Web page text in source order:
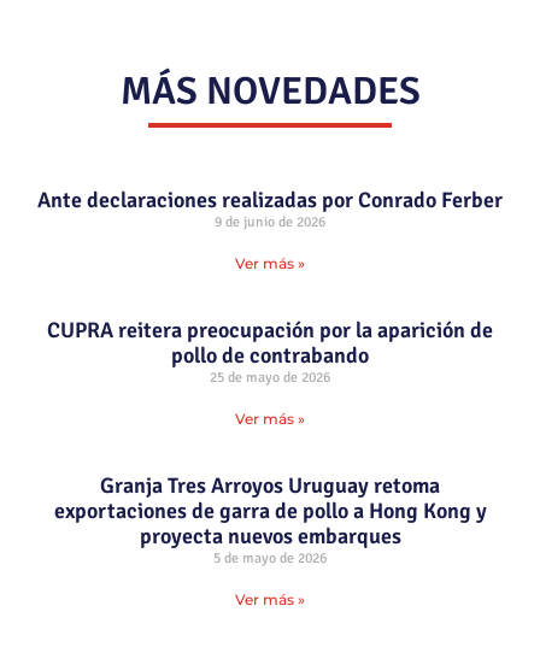
MÁS NOVEDADES
Ante declaraciones realizadas por Conrado Ferber
9 de junio de 2026
Ver más »
CUPRA reitera preocupación por la aparición de
pollo de contrabando
25 de mayo de 2026
Ver más »
Granja Tres Arroyos Uruguay retoma
exportaciones de garra de pollo a Hong Kong y
proyecta nuevos embarques
5 de mayo de 2026
Ver más »